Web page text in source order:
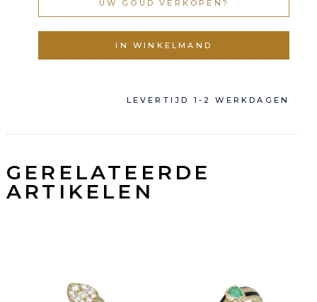
UW GOUD VERKOPEN?
LEVERTIJD 1-2 WERKDAGEN
GERELATEERDE
ARTIKELEN